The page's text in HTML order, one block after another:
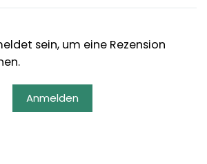
sein, um eine Rezension
Anmelden